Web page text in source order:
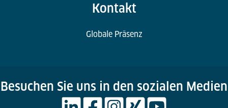
Kontakt
Globale Präsenz
Besuchen Sie uns in den sozialen Medien